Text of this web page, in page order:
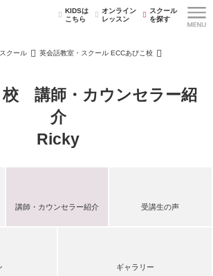
KIDSは
こちら
オンライン
レッスン
スクール
を探す
クール
英会話教室・スクール ECCあびこ校
校 講師・カウンセラー紹
介
Ricky
講師・カウンセラー紹介 受講生の声
ギャラリー